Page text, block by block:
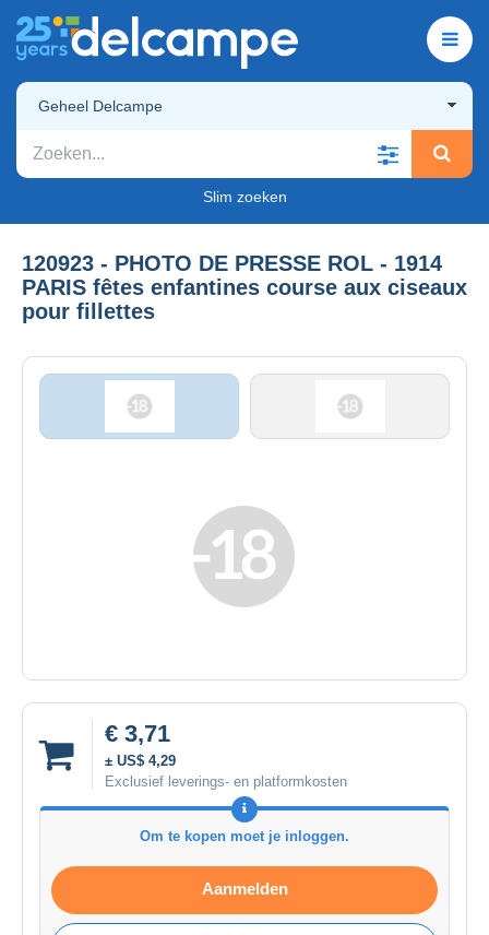
Geheel Delcampe
Slim zoeken
120923 - PHOTO DE PRESSE ROL - 1914
PARIS fêtes enfantines course aux ciseaux
pour fillettes
€ 3,71
± US$ 4,29
Exclusief leverings- en platformkosten
Om te kopen moet je inloggen.
Aanmelden